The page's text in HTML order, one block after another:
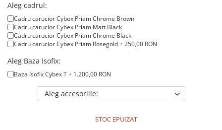
Aleg cadrul:
Cadru carucior Cybex Priam Chrome Brown
Cadru carucior Cybex Priam Matt Black
Cadru carucior Cybex Priam Chrome Black
Cadru carucior Cybex Priam Rosegold + 250,00 RON
Aleg Baza Isofix:
Baza Isofix Cybex T + 1.200,00 RON
Aleg accesoriile:
STOC EPUIZAT